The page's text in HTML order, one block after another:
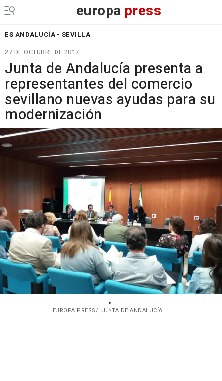
europa press
ES ANDALUCÍA - SEVILLA
27 DE OCTUBRE DE 2017
Junta de Andalucía presenta a
representantes del comercio
sevillano nuevas ayudas para su
modernización
EUROPA PRESS/ JUNTA DE ANDALUCÍA